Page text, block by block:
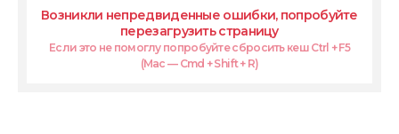
Возникли непредвиденные ошибки, попробуйте
перезагрузить страницу
Если это не помоглу попробуйте сбросить кеш Ctrl + F5
(Mac — Cmd + Shift + R)